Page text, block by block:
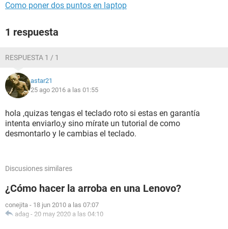
Como poner dos puntos en laptop
1 respuesta
RESPUESTA 1 / 1
astar21
25 ago 2016 a las 01:55
hola ,quizas tengas el teclado roto si estas en garantía
intenta enviarlo,y sino mírate un tutorial de como
desmontarlo y le cambias el teclado.
Discusiones similares
¿Cómo hacer la arroba en una Lenovo?
conejita - 18 jun 2010 a las 07:07
adag - 20 may 2020 a las 04:10